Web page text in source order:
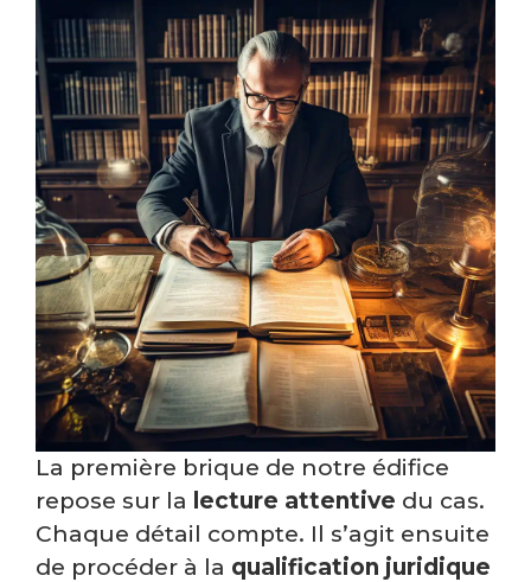
La première brique de notre édifice
repose sur la lecture attentive du cas.
Chaque détail compte. Il s’agit ensuite
de procéder à la qualification juridique